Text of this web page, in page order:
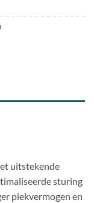
uitstekende
sturing
piekvermogen en